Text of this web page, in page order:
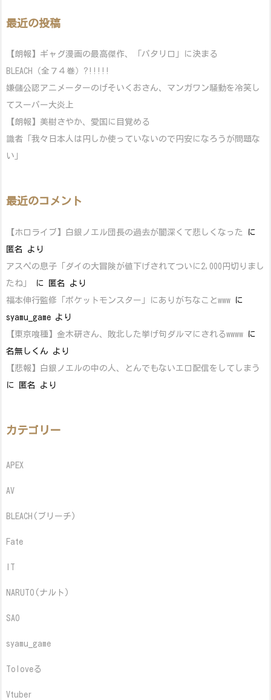
最近の投稿
【朗報】ギャグ漫画の最高傑作、「パタリロ」に決まる
BLEACH（全７４巻）?!!!!!
嫌儲公認アニメーターのげそいくおさん、マンガワン騒動を冷笑し
てスーパー大炎上
【朗報】美樹さやか、愛国に目覚める
識者「我々日本人は円しか使っていないので円安になろうが問題な
い」
最近のコメント
【ホロライブ】白銀ノエル団長の過去が闇深くて悲しくなった
に
匿名
より
アスペの息子「ダイの大冒険が値下げされてついに2,000円切りまし
たね」
に 匿名
より
福本伸行監修「ポケットモンスター」にありがちなことwww に
syamu_game より
【東京喰種】金木研さん、敗北した挙げ句ダルマにされるwwww に
名無しくん より
【悲報】白銀ノエルの中の人、とんでもないエロ配信をしてしまう
に
匿名 より
カテゴリー
APEX
AV
BLEACH(ブリーチ)
Fate
NARUTO(ナルト)
SAO
syamu_game
Toloveる
Vtuber